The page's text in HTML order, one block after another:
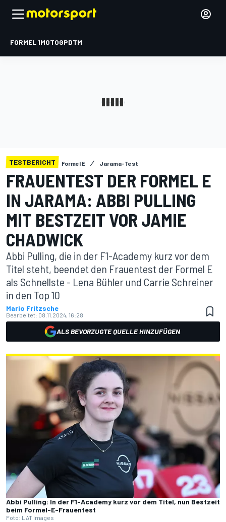
FORMEL 1MOTOGPDTM
TESTBERICHT Formel E Jarama-Test
FRAUENTEST DER FORMEL E
IN JARAMA: ABBI PULLING
MIT BESTZEIT VOR JAMIE
CHADWICK
Abbi Pulling, die in der F1-Academy kurz vor dem
Titel steht, beendet den Frauentest der Formel E
als Schnellste - Lena Bühler und Carrie Schreiner
in den Top 10
Mario Fritzsche
Bearbeitet: 08.11.2024, 16:28
ALS BEVORZUGTE QUELLE HINZUFÜGEN
Abbi Pulling: In der F1-Academy kurz vor dem Titel, nun Bestzeit
beim Formel-E-Frauentest
Foto: LAT Images